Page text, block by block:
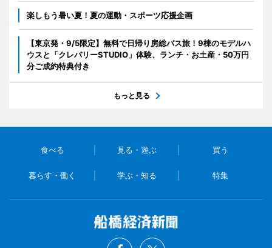
楽しもう暑い夏！夏の運動・スポーツ応援企画
【東京発・9/5限定】無料で日帰り房総バス旅！9棟のモデルハ
ウスと「クレバリーSTUDIO」体験、ランチ・お土産・50万円
分ご成約特典付き
もっと見る
食べる 見る・遊ぶ 買う
暮らす・働く 学ぶ・知る 特集